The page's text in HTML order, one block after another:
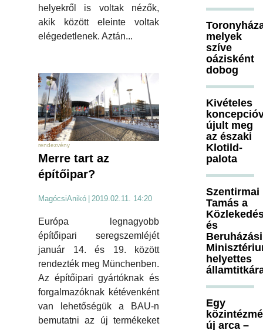
helyekről is voltak nézők,
akik között eleinte voltak
elégedetlenek. Aztán...
rendezvény
Merre tart az
építőipar?
MagócsiAnikó 2019.02.11. 14:20
Európa legnagyobb
építőipari seregszemléjét
január 14. és 19. között
rendezték meg Münchenben.
Az építőipari gyártóknak és
forgalmazóknak kétévenként
van lehetőségük a BAU-n
bemutatni az új termékeket
melyek
szíve
oázisként
dobog
Kivételes
újult meg
az északi
Klotild-
palota
Szentirmai
Tamás a
és
Beruházási
helyettes
Egy
új arca –